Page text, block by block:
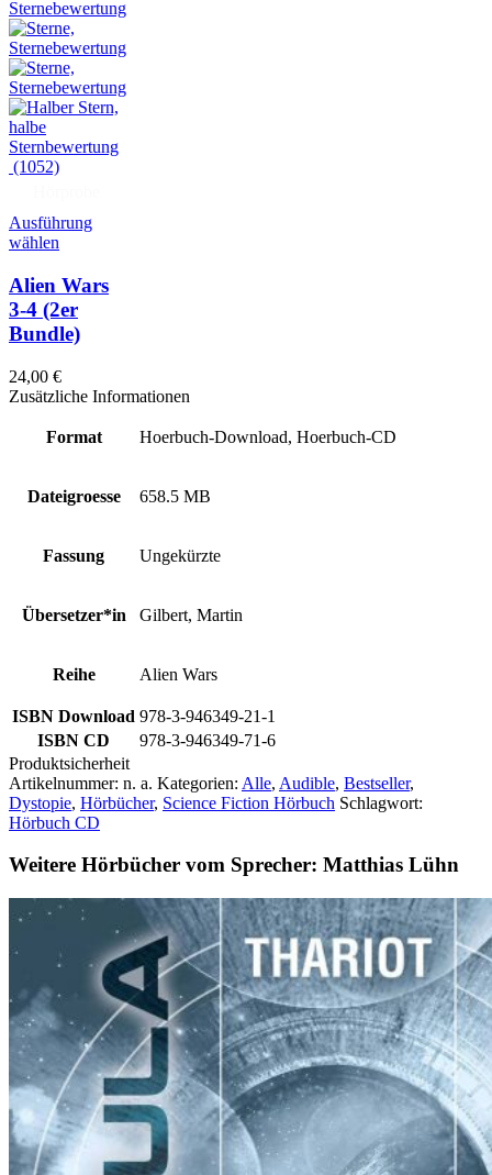
(1052)
Ausführung
wählen
Alien Wars
3-4 (2er
Bundle)
24,00 €
Zusätzliche Informationen
Format Hoerbuch-Download, Hoerbuch-CD
Dateigroesse 658.5 MB
Fassung Ungekürzte
Übersetzer*in Gilbert, Martin
Reihe Alien Wars
ISBN Download 978-3-946349-21-1
ISBN CD
978-3-946349-71-6
Produktsicherheit
Artikelnummer: n. a. Kategorien: Alle, Audible, Bestseller,
Dystopie, Hörbücher, Science Fiction Hörbuch Schlagwort:
Hörbuch CD
Weitere Hörbücher vom Sprecher: Matthias Lühn